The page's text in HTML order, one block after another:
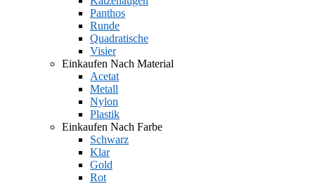
Panthos
Runde
Quadratische
Visier
Einkaufen Nach Material
Acetat
Metall
Nylon
Plastik
Einkaufen Nach Farbe
Schwarz
Klar
Gold
Rot